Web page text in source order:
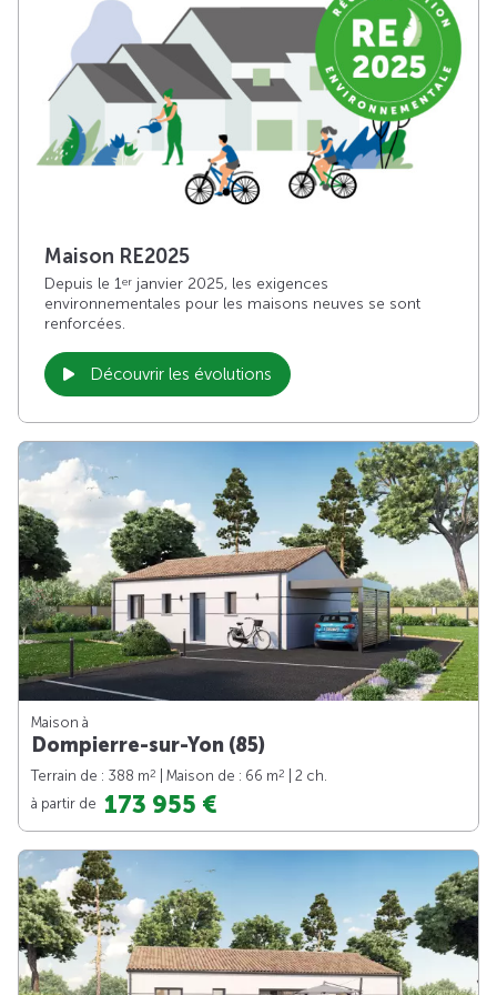
Maison RE2025
Depuis le 1er janvier 2025, les exigences
environnementales pour les maisons neuves se sont
renforcées.
Découvrir les évolutions
Maison à
Dompierre-sur-Yon (85)
Terrain de : 388 m2 | Maison de : 66 m2
| 2 ch.
à partir de 173 955 €